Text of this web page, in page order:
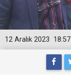
18:57
12 Aralık 2023